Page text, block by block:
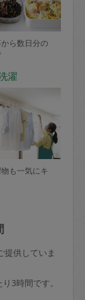
ら数日分の
濯
も一気にキ
提供していま
3時間です。